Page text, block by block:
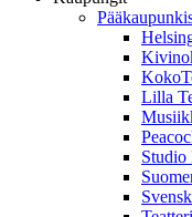
Lilla
Studio